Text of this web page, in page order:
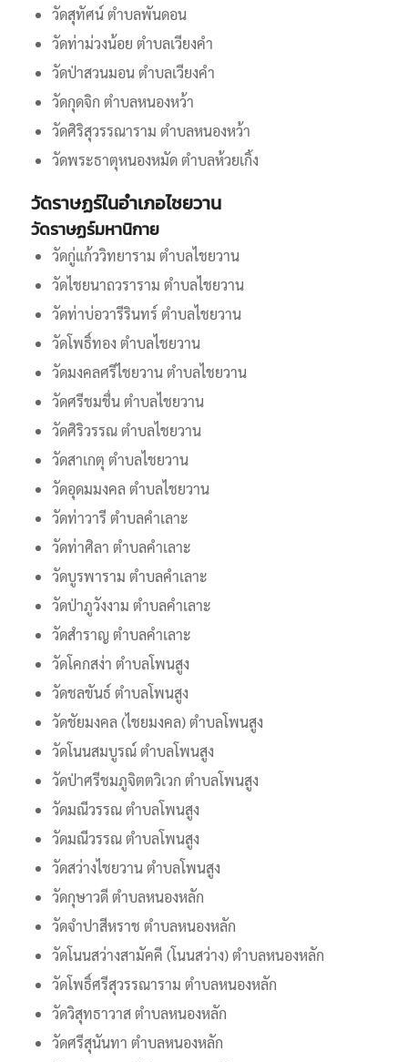
วัดสุทัศน์ ตำบลพันดอน
วัดท่าม่วงน้อย ตำบลเวียงคำ
วัดป่าสวนมอน ตำบลเวียงคำ
วัดกุดจิก ตำบลหนองหว้า
วัดศิริสุวรรณาราม ตำบลหนองหว้า
วัดพระธาตุหนองหมัด ตำบลห้วยเกิ้ง
วัดราษฏร์ในอำเภอไชยวาน
วัดราษฏร์มหานิกาย
วัดกู่แก้ววิทยาราม ตำบลไชยวาน
วัดไชยนาถวราราม ตำบลไชยวาน
วัดท่าบ่อวารีรินทร์ ตำบลไชยวาน
วัดโพธิ์ทอง ตำบลไชยวาน
วัดมงคลศรีไชยวาน ตำบลไชยวาน
วัดศรีชมชื่น ตำบลไชยวาน
วัดศิริวรรณ ตำบลไชยวาน
วัดสาเกตุ ตำบลไชยวาน
วัดอุดมมงคล ตำบลไชยวาน
วัดท่าวารี ตำบลคำเลาะ
วัดท่าศิลา ตำบลคำเลาะ
วัดบูรพาราม ตำบลคำเลาะ
วัดป่าภูวังงาม ตำบลคำเลาะ
วัดสำราญ ตำบลคำเลาะ
วัดโคกสง่า ตำบลโพนสูง
วัดชลขันธ์ ตำบลโพนสูง
วัดชัยมงคล (ไชยมงคล) ตำบลโพนสูง
วัดโนนสมบูรณ์ ตำบลโพนสูง
วัดป่าศรีชมภูจิตตวิเวก ตำบลโพนสูง
วัดมณีวรรณ ตำบลโพนสูง
วัดมณีวรรณ ตำบลโพนสูง
วัดสว่างไชยวาน ตำบลโพนสูง
วัดกุษาวดี ตำบลหนองหลัก
วัดจำปาสีหราช ตำบลหนองหลัก
วัดโนนสว่างสามัคคี (โนนสว่าง) ตำบลหนองหลัก
วัดโพธิ์ศรีสุวรรณาราม ตำบลหนองหลัก
วัดวิสุทธาวาส ตำบลหนองหลัก
วัดศรีสุนันทา ตำบลหนองหลัก